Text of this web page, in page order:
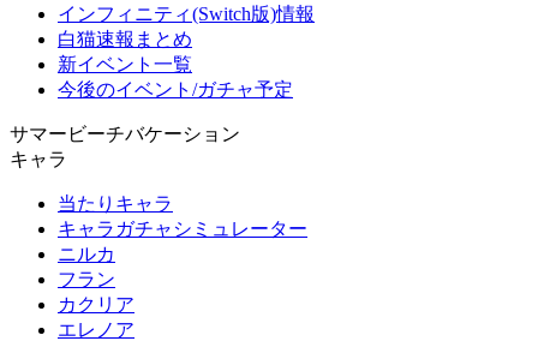
インフィニティ(Switch版)情報
白猫速報まとめ
新イベント一覧
今後のイベント/ガチャ予定
サマービーチバケーション
キャラ
当たりキャラ
キャラガチャシミュレーター
ニルカ
フラン
カクリア
エレノア